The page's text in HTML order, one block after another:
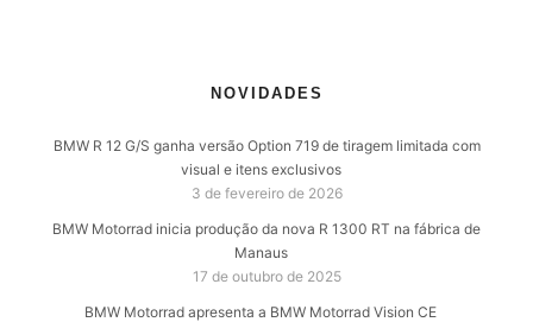
NOVIDADES
BMW R 12 G/S ganha versão Option 719 de tiragem limitada com
visual e itens exclusivos
3 de fevereiro de 2026
BMW Motorrad inicia produção da nova R 1300 RT na fábrica de
Manaus
17 de outubro de 2025
BMW Motorrad apresenta a BMW Motorrad Vision CE